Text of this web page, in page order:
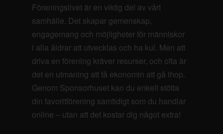
Föreningslivet är en viktig del av vårt
samhälle. Det skapar gemenskap,
engagemang och möjligheter för människor
i alla åldrar att utvecklas och ha kul. Men att
driva en förening kräver resurser, och ofta är
det en utmaning att få ekonomin att gå ihop.
Genom Sponsorhuset kan du enkelt stötta
din favoritförening samtidigt som du handlar
online – utan att det kostar dig något extra!